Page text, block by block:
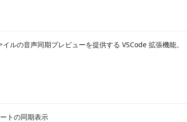
イルの音声同期プレビューを提供する VSCode 拡張機能。
トの同期表示